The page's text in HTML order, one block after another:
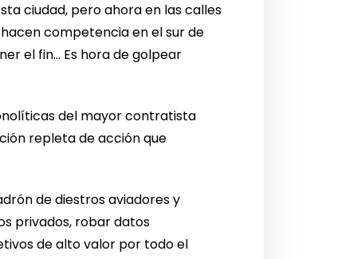
ciudad, pero ahora en las calles
competencia en el sur de
el fin… Es hora de golpear
del mayor contratista
repleta de acción que
de diestros aviadores y
privados, robar datos
de alto valor por todo el